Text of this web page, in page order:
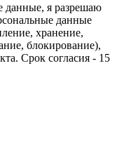
данные, я разрешаю
данные
хранение,
блокирование),
Срок согласия - 15